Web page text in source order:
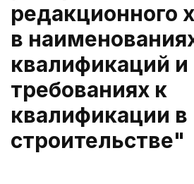
редакционного
в
квалификаций и
требованиях к
квалификации в
строительстве"